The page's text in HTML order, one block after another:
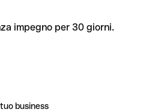
impegno per 30 giorni.
business